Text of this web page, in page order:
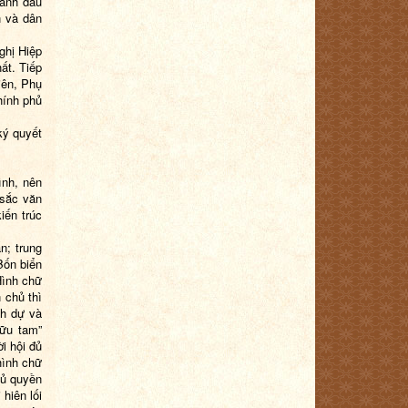
và dân
Hiệp
. Tiếp
Phụ
phủ
quyết
nên
văn
trúc
trung
biển
chữ
chủ thì
dự và
tam”
hội đủ
chữ
quyền
hiên lối